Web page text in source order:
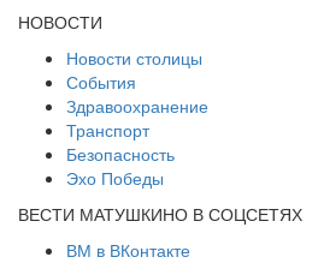
НОВОСТИ
Новости столицы
События
Здравоохранение
Транспорт
Безопасность
Эхо Победы
ВЕСТИ МАТУШКИНО В СОЦСЕТЯХ
ВМ в ВКонтакте